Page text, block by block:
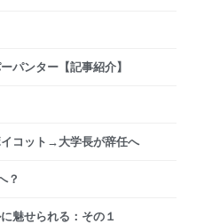
パンター【記事紹介】
コット→大学長が辞任へ
？
魅せられる：その１